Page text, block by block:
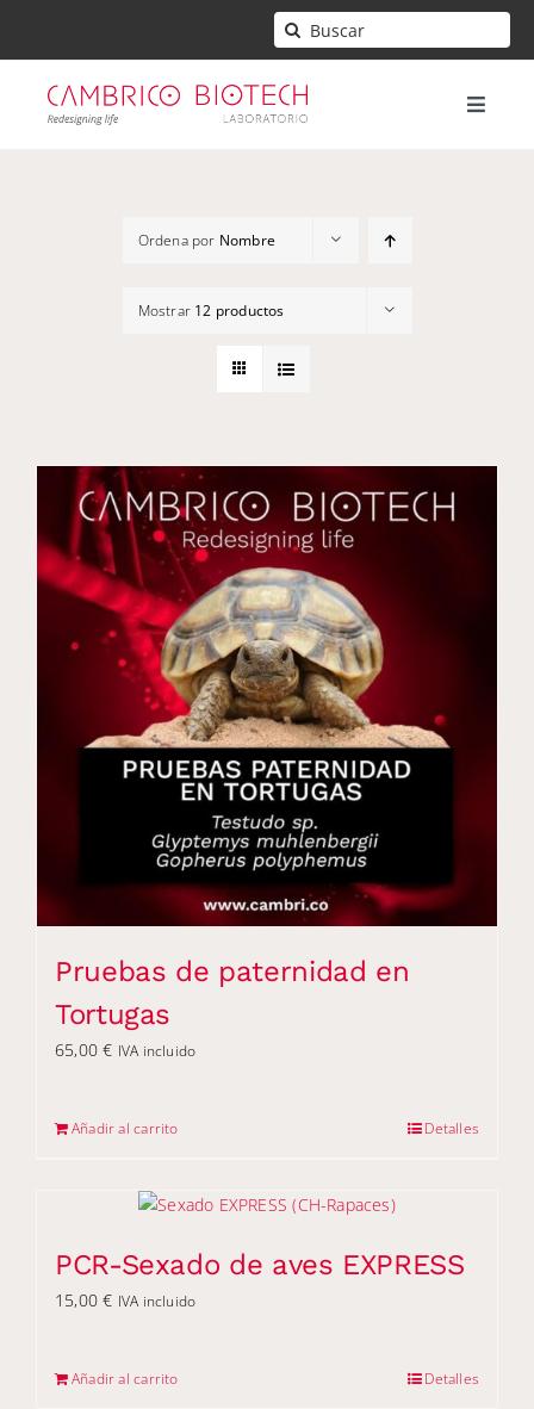
Buscar:
Toggle
Ordena por Nombre
Mostrar 12 productos
Pruebas de paternidad en
Tortugas
65,00€ IVA incluido
Añadir al carrito Detalles
PCR-Sexado de aves EXPRESS
15,00€ IVA incluido
Añadir al carrito Detalles